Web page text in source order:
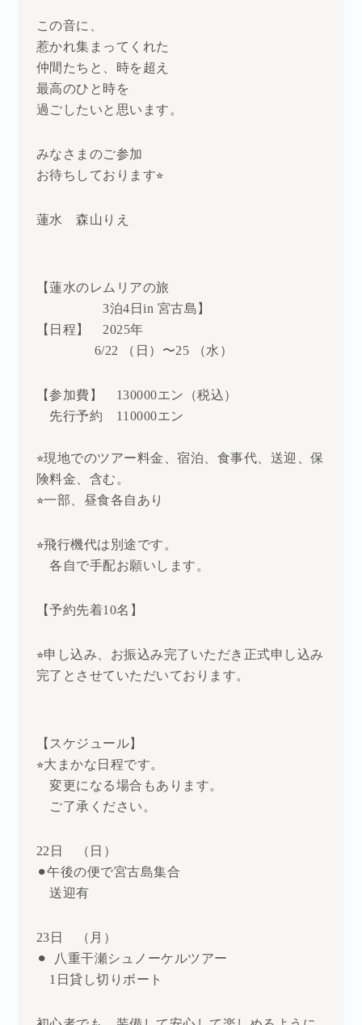
この音に、
惹かれ集まってくれた
仲間たちと、時を超え
最高のひと時を
過ごしたいと思います。
みなさまのご参加
お待ちしております⭐︎
蓮水 森山りえ
【蓮水のレムリアの旅
3泊4日in 宮古島】
【日程】 2025年
6/22 （日）〜25 （水）
【参加費】 130000エン（税込）
先行予約 110000エン
⭐︎現地でのツアー料金、宿泊、食事代、送迎、保
険料金、含む。
⭐︎一部、昼食各自あり
⭐︎飛行機代は別途です。
各自で手配お願いします。
【予約先着10名】
⭐︎申し込み、お振込み完了いただき正式申し込み
完了とさせていただいております。
【スケジュール】
⭐︎大まかな日程です。
変更になる場合もあります。
ご了承ください。
22日 （日）
⚫︎午後の便で宮古島集合
送迎有
23日 （月）
⚫︎ 八重干瀬シュノーケルツアー
1日貸し切りボート